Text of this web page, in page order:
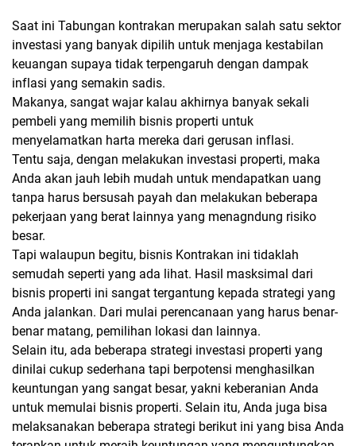
Saat ini Tabungan kontrakan merupakan salah satu sektor
investasi yang banyak dipilih untuk menjaga kestabilan
keuangan supaya tidak terpengaruh dengan dampak
inflasi yang semakin sadis.
Makanya, sangat wajar kalau akhirnya banyak sekali
pembeli yang memilih bisnis properti untuk
menyelamatkan harta mereka dari gerusan inflasi.
Tentu saja, dengan melakukan investasi properti, maka
Anda akan jauh lebih mudah untuk mendapatkan uang
tanpa harus bersusah payah dan melakukan beberapa
pekerjaan yang berat lainnya yang menagndung risiko
besar.
Tapi walaupun begitu, bisnis Kontrakan ini tidaklah
semudah seperti yang ada lihat. Hasil masksimal dari
bisnis properti ini sangat tergantung kepada strategi yang
Anda jalankan. Dari mulai perencanaan yang harus benar-
benar matang, pemilihan lokasi dan lainnya.
Selain itu, ada beberapa strategi investasi properti yang
dinilai cukup sederhana tapi berpotensi menghasilkan
keuntungan yang sangat besar, yakni keberanian Anda
untuk memulai bisnis properti. Selain itu, Anda juga bisa
melaksanakan beberapa strategi berikut ini yang bisa Anda